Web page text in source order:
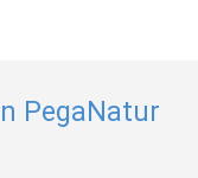
PegaNatur